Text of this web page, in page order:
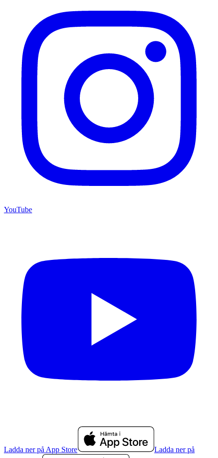
YouTube
Ladda ner på App Store Ladda ner på